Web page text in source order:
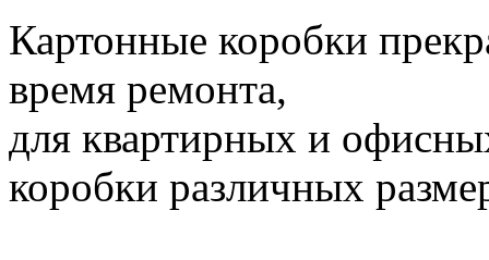
Картонные коробки
время ремонта,
для квартирных и
коробки различных